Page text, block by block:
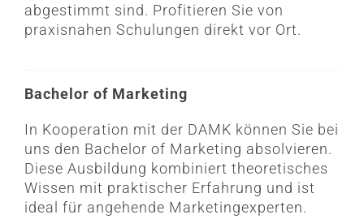
abgestimmt sind. Profitieren Sie von
praxisnahen Schulungen direkt vor Ort.
Bachelor of Marketing
In Kooperation mit der DAMK können Sie bei
uns den Bachelor of Marketing absolvieren.
Diese Ausbildung kombiniert theoretisches
Wissen mit praktischer Erfahrung und ist
ideal für angehende Marketingexperten.